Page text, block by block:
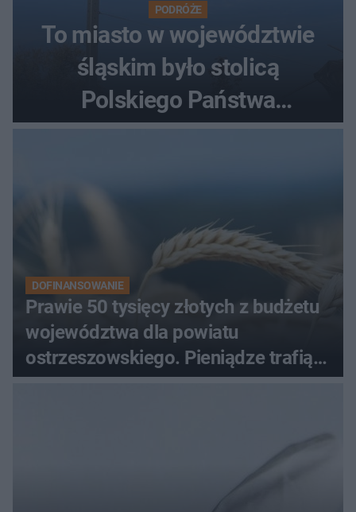
PODRÓŻE
To miasto w województwie
śląskim było stolicą
Polskiego Państwa
Podziemnego. Dziś zna je
DOFINANSOWANIE
Prawie 50 tysięcy złotych z budżetu
województwa dla powiatu
ostrzeszowskiego. Pieniądze trafią
do czterech organizacji